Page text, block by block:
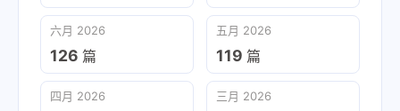
六月 2026
126 篇
五月 2026
119 篇
四月 2026 三月 2026